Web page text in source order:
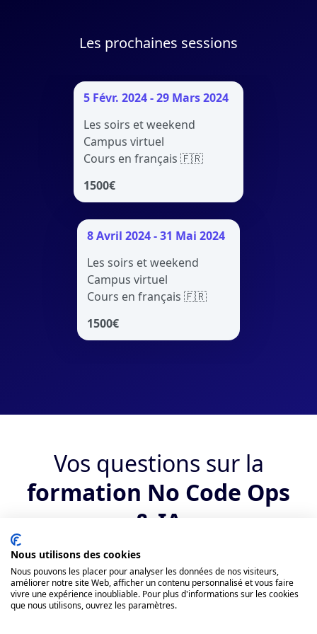
Les prochaines sessions
5 Févr. 2024 - 29 Mars 2024
Les soirs et weekend
Campus virtuel
Cours en français 🇫🇷
1500€
8 Avril 2024 - 31 Mai 2024
Les soirs et weekend
Campus virtuel
Cours en français 🇫🇷
1500€
Vos questions sur la
formation No Code Ops
& IA
Qui peut suivre la formation ?
Quels sont les débouchés suite au
bootcamp No Code Ops & IA ?
Nous utilisons des cookies
Nous pouvons les placer pour analyser les données de nos visiteurs,
améliorer notre site Web, afficher un contenu personnalisé et vous faire
vivre une expérience inoubliable. Pour plus d'informations sur les cookies
que nous utilisons, ouvrez les paramètres.